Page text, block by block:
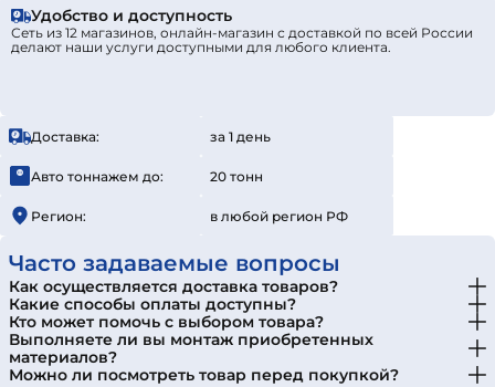
Удобство и доступность
Сеть из 12 магазинов, онлайн-магазин с доставкой по всей России
делают наши услуги доступными для любого клиента.
Доставка: за 1 день
Авто тоннажем до: 20 тонн
Регион: в любой регион РФ
Часто задаваемые вопросы
Как осуществляется доставка товаров?
Какие способы оплаты доступны?
Кто может помочь с выбором товара?
Выполняете ли вы монтаж приобретенных
материалов?
Можно ли посмотреть товар перед покупкой?